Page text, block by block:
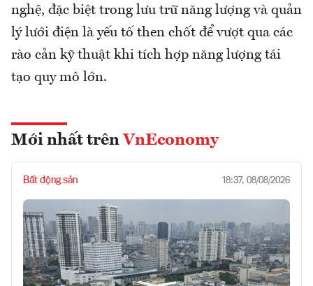
nghệ, đặc biệt trong lưu trữ năng lượng và quản
lý lưới điện là yếu tố then chốt để vượt qua các
rào cản kỹ thuật khi tích hợp năng lượng tái
tạo quy mô lớn.
Mới nhất trên VnEconomy
Bất động sản 18:37, 08/08/2026